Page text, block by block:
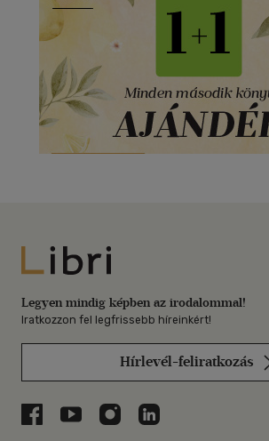
Libri
Legyen mindig képben az irodalommal!
Iratkozzon fel legfrissebb híreinkért!
Hírlevél-feliratkozás
Libri a Facebookon
Libri a Youtube-on
Libri az Instagramon
Libri a LinkedInen